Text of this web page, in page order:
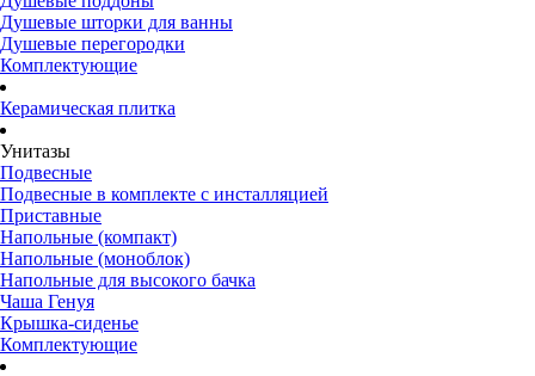
Душевые шторки для ванны
Душевые перегородки
Комплектующие
Керамическая плитка
Унитазы
Подвесные
Подвесные в комплекте с инсталляцией
Приставные
Напольные (компакт)
Напольные (моноблок)
Напольные для высокого бачка
Чаша Генуя
Крышка-сиденье
Комплектующие